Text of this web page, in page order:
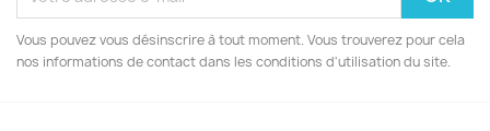
Vous pouvez vous désinscrire à tout moment. Vous trouverez pour cela
nos informations de contact dans les conditions d'utilisation du site.